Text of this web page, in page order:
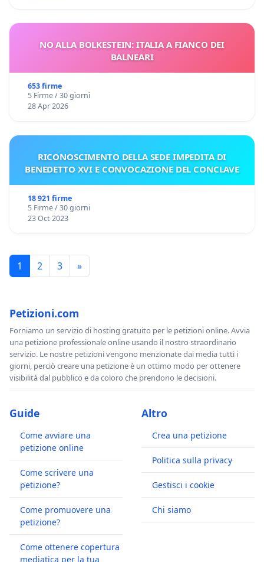
NO ALLA BOLKESTEIN: ITALIA A FIANCO DEI
BALNEARI
653 firme
5 Firme / 30 giorni
28 Apr 2026
RICONOSCIMENTO DELLA SEDE IMPEDITA DI
BENEDETTO XVI E CONVOCAZIONE DEL CONCLAVE
18 921 firme
5 Firme / 30 giorni
23 Oct 2023
1 2 3 »
Petizioni.com
Forniamo un servizio di hosting gratuito per le petizioni online. Avvia
una petizione professionale online usando il nostro straordinario
servizio. Le nostre petizioni vengono menzionate dai media tutti i
giorni, perciò creare una petizione è un ottimo modo per ottenere
visibilità dal pubblico e da coloro che prendono le decisioni.
Guide
Come avviare una
petizione online
Come scrivere una
petizione?
Come promuovere una
petizione?
Come ottenere copertura
mediatica per la tua
Altro
Crea una petizione
Politica sulla privacy
Gestisci i cookie
Chi siamo